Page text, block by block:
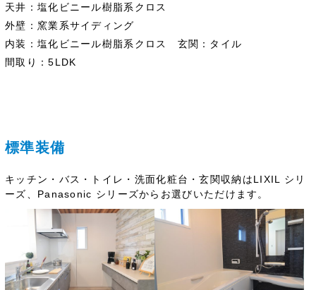
天井 ： 塩化ビニール樹脂系クロス
外壁 ： 窯業系サイディング
内装 ： 塩化ビニール樹脂系クロス 玄関 ： タイル
間取り
：5LDK
標準装備
キッチン・バス・トイレ・洗面化粧台・玄関収納はLIXIL シリ
ーズ
Panasonic シリーズからお選びいただけます。